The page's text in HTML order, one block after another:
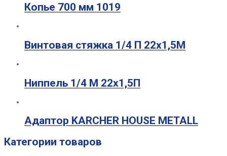
Копье 700 мм 1019
Винтовая стяжка 1/4 П 22х1,5М
Ниппель 1/4 М 22х1,5П
Адаптор KARCHER HOUSE METALL
Категории товаров